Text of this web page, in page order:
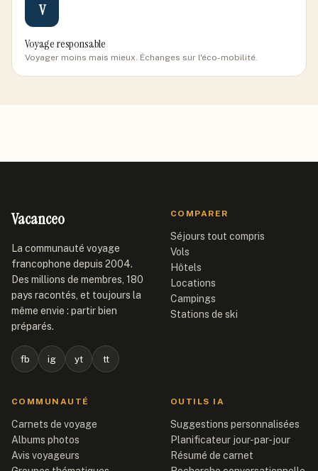
V
Voyage responsable
Voyager moins mais mieux. Échanges sur l'éco-mobilité.
Vacanceo
La communauté voyage
francophone depuis 2004.
Des millions de membres, 180
pays racontés, et toujours la
même envie : partir bien
préparés.
fb ig yt tt
COMPARER
Séjours tout compris
Vols
Hôtels
Locations
Campings
Stations de ski
COMMUNAUTÉ
Carnets de voyage
Albums photos
Avis voyageurs
OUTILS IA
Suggestions personnalisées
Planificateur jour-par-jour
Résumé de carnet